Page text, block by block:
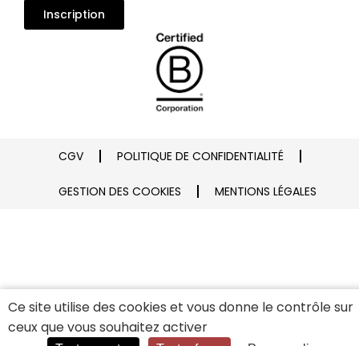
Inscription
CGV POLITIQUE DE CONFIDENTIALITÉ
GESTION DES COOKIES MENTIONS LÉGALES
Ce site utilise des cookies et vous donne le contrôle sur
ceux que vous souhaitez activer